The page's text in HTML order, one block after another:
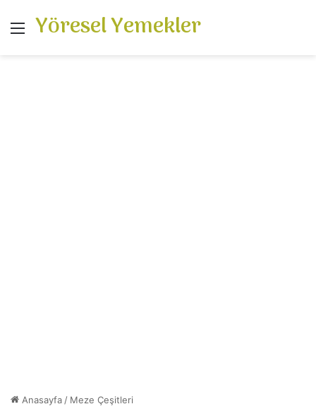
Menü
Yöresel Yemekler
Anasayfa / Meze Çeşitleri